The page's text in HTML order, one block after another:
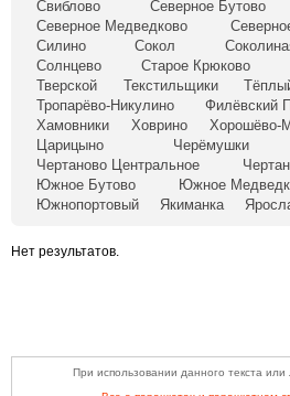
Свиблово
Северное Бутово
Северное Медведково
Силино
Сокол
Солнцево
Старое Крюково
Тверской
Текстильщики
Тропарёво-Никулино
Филёвский
Хамовники
Ховрино Хорошёво-
Царицыно
Черёмушки
Чертаново Центральное
Южное Бутово
Южное
Южнопортовый
Якиманка
Нет результатов.
При использовании данного текста